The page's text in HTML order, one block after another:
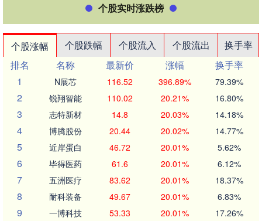
个股实时涨跌榜
个股涨幅 个股跌幅 个股流入 个股流出
换手率
排名
名称 最新价 涨幅
换手率
1
N展芯 116.52 396.89% 79.39%
2 锐翔智能 110.02 20.21% 16.80%
3 志特新材 14.8 20.03% 14.18%
4 博腾股份 20.44 20.02% 14.77%
5 近岸蛋白 46.72 20.01% 5.62%
6 毕得医药 61.6 20.01% 6.12%
7 五洲医疗 83.62 20.01% 18.37%
8 耐科装备 49.67 20.01% 6.83%
9 一博科技 53.33 20.01% 17.26%